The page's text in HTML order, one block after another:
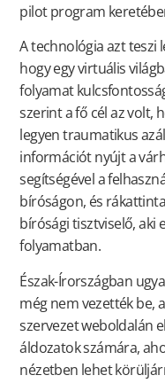
pilot program
A technológia azt teszi
hogy egy virtuális
folyamat
szerint a fő cél az volt,
legyen traumatikus
információt nyújt a
segítségével a
bíróságon, és
bírósági tisztviselő, aki
folyamatban.
Észak-Írországban
még nem vezették be,
szervezet weboldalán
áldozatok számára,
nézetben lehet